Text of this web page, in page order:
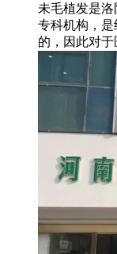
未毛植发是
专科机构，
的，因此对